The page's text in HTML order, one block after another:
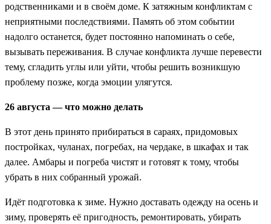
родственниками и в своём доме. К затяжным конфликтам с
неприятными последствиями. Память об этом событии
надолго останется, будет постоянно напоминать о себе,
вызывать переживания. В случае конфликта лучше перевести
тему, сгладить углы или уйти, чтобы решить возникшую
проблему позже, когда эмоции улягутся.
26 августа — что можно делать
В этот день принято прибираться в сараях, придомовых
постройках, чуланах, погребах, на чердаке, в шкафах и так
далее. Амбары и погреба чистят и готовят к тому, чтобы
убрать в них собранный урожай.
Идёт подготовка к зиме. Нужно доставать одежду на осень и
зиму, проверять её пригодность, ремонтировать, убирать